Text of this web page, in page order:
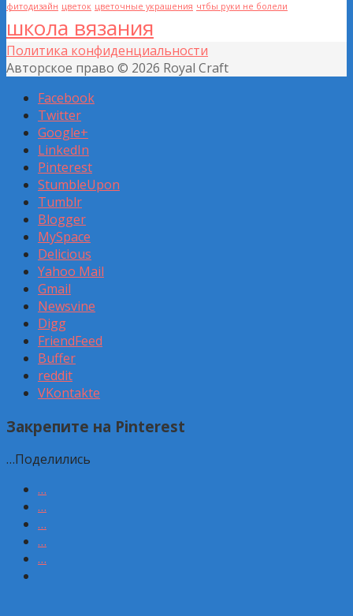
фитодизайн цветок цветочные украшения чтбы руки не болели
школа вязания
Политика конфиденциальности
Авторское право © 2026 Royal Craft
Facebook
Twitter
Google+
LinkedIn
Pinterest
StumbleUpon
Tumblr
Blogger
MySpace
Delicious
Yahoo Mail
Gmail
Newsvine
Digg
FriendFeed
Buffer
reddit
VKontakte
Закрепите на Pinterest
…Поделились
…
…
…
…
…